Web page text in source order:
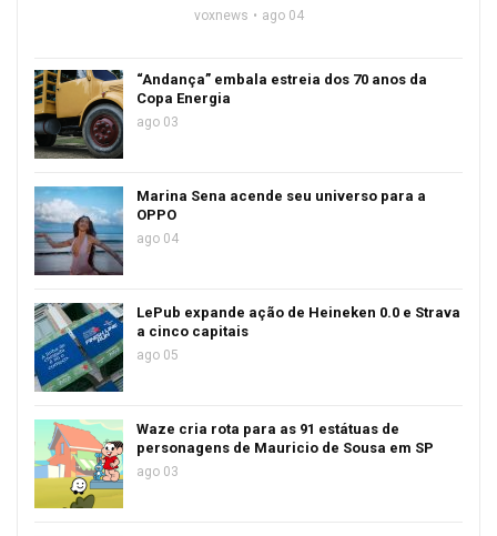
voxnews ago 04
“Andança” embala estreia dos 70 anos da
Copa Energia
ago 03
Marina Sena acende seu universo para a
OPPO
ago 04
LePub expande ação de Heineken 0.0 e Strava
a cinco capitais
ago 05
Waze cria rota para as 91 estátuas de
personagens de Mauricio de Sousa em SP
ago 03